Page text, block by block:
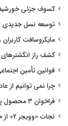
کسوف جزئی خورشید ۱۲ اوت رخ
توسعه نسل جدیدی
مایکروسافت
کشف راز انگشترهای
قوانین تأمین
چرا نمی توانیم از
فراخوان ۳ محصول پزشکی و دارویی به دلیل خطرهای کیفی و ایمنی
نجات «وویجر ۲» از خاموشی؛ تدبیر ناسا برای حفظ کاوشگر ۴۸ ساله